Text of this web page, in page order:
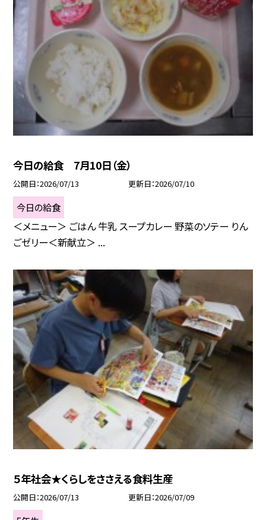
今日の給食 7月10日（金）
公開日 2026/07/13 更新日 2026/07/10
今日の給食
＜メニュー＞ ごはん 牛乳 スープカレー 野菜のソテー りん
ごゼリー＜新献立＞ ...
５年社会★くらしをささえる食料生産
公開日 2026/07/13 更新日 2026/07/09